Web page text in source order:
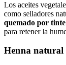
Los aceites
como selladores
quemado por tinte
para retener la
Henna natural